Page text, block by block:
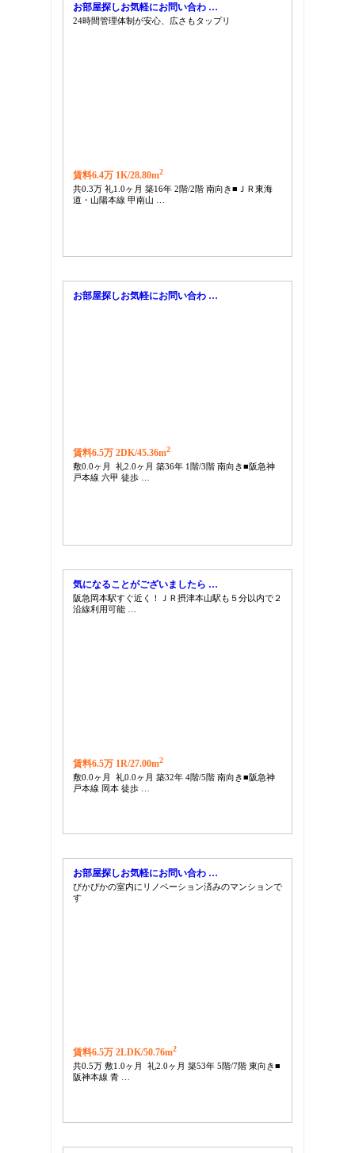
お部屋探しお気軽にお問い合わ …
24時間管理体制が安心、広さもタップリ
賃料6.4万 1K/28.80m2
共0.3万 礼1.0ヶ月 築16年 2階/2階 南向き■ＪＲ東海
道・山陽本線 甲南山 …
お部屋探しお気軽にお問い合わ …
賃料6.5万 2DK/45.36m2
敷0.0ヶ月 礼2.0ヶ月 築36年 1階/3階 南向き■阪急神
戸本線 六甲 徒歩 …
気になることがございましたら …
阪急岡本駅すぐ近く！ＪＲ摂津本山駅も５分以内で２
沿線利用可能 …
賃料6.5万 1R/27.00m2
敷0.0ヶ月 礼0.0ヶ月 築32年 4階/5階 南向き■阪急神
戸本線 岡本 徒歩 …
お部屋探しお気軽にお問い合わ …
ぴかぴかの室内にリノベーション済みのマンションで
す
賃料6.5万 2LDK/50.76m2
共0.5万 敷1.0ヶ月 礼2.0ヶ月 築53年 5階/7階 東向き■
阪神本線 青 …